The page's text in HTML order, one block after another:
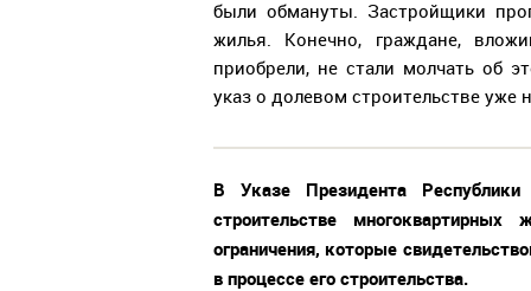
были обмануты. Застройщики
жилья. Конечно, граждане,
приобрели, не стали молчать об
указ о долевом строительстве уже
В Указе Президента
строительстве
ограничения, которые
в процессе его строительства.